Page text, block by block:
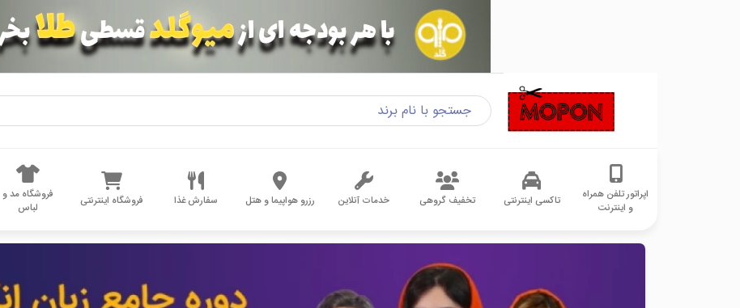
اپراتور تلفن همراه
و اینترنت
تاکسی اینترنتی تخفیف گروهی خدمات آنلاین رزرو هواپیما و هتل سفارش غذا فروشگاه اینترنتی
فروشگاه مد و
لباس